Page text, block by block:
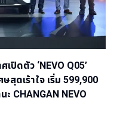
เปิดตัว ‘NEVO Q05’
สุดเร้าใจ เริ่ม 599,900
ะ CHANGAN NEVO